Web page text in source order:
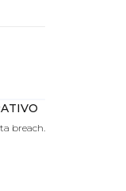
breach.